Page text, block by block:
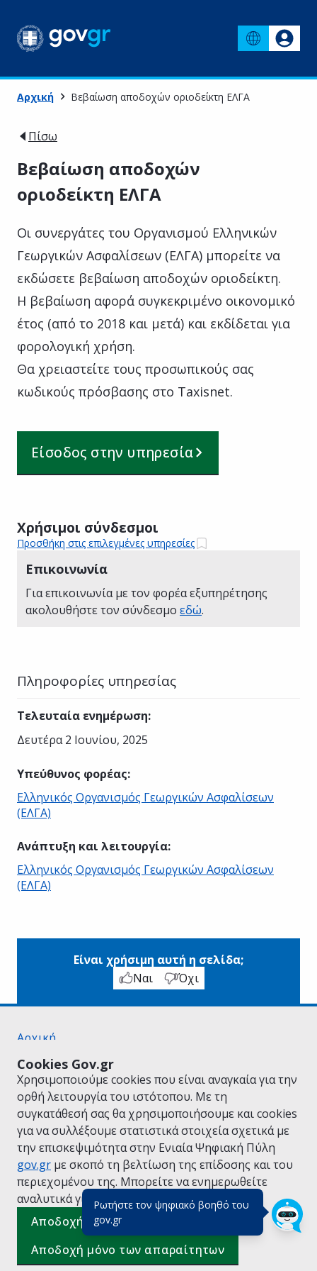
Ρωτήστε τον ψηφιακό βοηθό του
gov.gr(πάτησε για κλείσιμο)
Cookies Gov.gr
Χρησιμοποιούμε cookies που είναι αναγκαία για την
ορθή λειτουργία του ιστότοπου. Με τη
συγκατάθεσή σας θα χρησιμοποιήσουμε και cookies
για να συλλέξουμε στατιστικά στοιχεία σχετικά με
την επισκεψιμότητα στην Ενιαία Ψηφιακή Πύλη
gov.gr με σκοπό τη βελτίωση της επίδοσης και του
περιεχομένου της. Μπορείτε να ενημερωθείτε
αναλυτικά για την Πολιτική Cookies.
Αποδοχή όλων
Αποδοχή μόνο των απαραίτητων
Αρχική Βεβαίωση αποδοχών οριοδείκτη ΕΛΓΑ
Πίσω
Βεβαίωση αποδοχών
οριοδείκτη ΕΛΓΑ
Οι συνεργάτες του Οργανισμού Ελληνικών
Γεωργικών Ασφαλίσεων (ΕΛΓΑ) μπορείτε να
εκδώσετε βεβαίωση αποδοχών οριοδείκτη.
Η βεβαίωση αφορά συγκεκριμένο οικονομικό
έτος (από το 2018 και μετά) και εκδίδεται για
φορολογική χρήση.
Θα χρειαστείτε τους προσωπικούς σας
κωδικούς πρόσβασης στο Taxisnet.
Είσοδος στην υπηρεσία
Χρήσιμοι σύνδεσμοι
Προσθήκη στις επιλεγμένες υπηρεσίες
Επικοινωνία
Για επικοινωνία με τον φορέα εξυπηρέτησης
ακολουθήστε τον σύνδεσμο εδώ.
Πληροφορίες υπηρεσίας
Τελευταία ενημέρωση:
Δευτέρα 2 Ιουνίου, 2025
Υπεύθυνος φορέας:
Ελληνικός Οργανισμός Γεωργικών Ασφαλίσεων
(ΕΛΓΑ)
Ανάπτυξη και λειτουργία:
Ελληνικός Οργανισμός Γεωργικών Ασφαλίσεων
(ΕΛΓΑ)
Είναι χρήσιμη αυτή η σελίδα;
Ναι
Όχι
Αρχική
Όροι Χρήσης
Πολιτική Απορρήτου
Δήλωση προσβασιμότητας
Πολιτική cookies
Προτάσεις για το gov.gr
Υλοποίηση από το Υπουργείο Ψηφιακής
Διακυβέρνησης
Ελληνικά |Αγγλικά